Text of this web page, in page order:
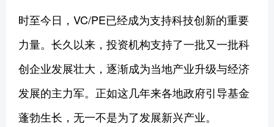
时至今日，VC/PE已经成为支持科技创新的重要
力量。长久以来，投资机构支持了一批又一批科
创企业发展壮大，逐渐成为当地产业升级与经济
发展的主力军。正如这几年来各地政府引导基金
蓬勃生长，无一不是为了发展新兴产业。